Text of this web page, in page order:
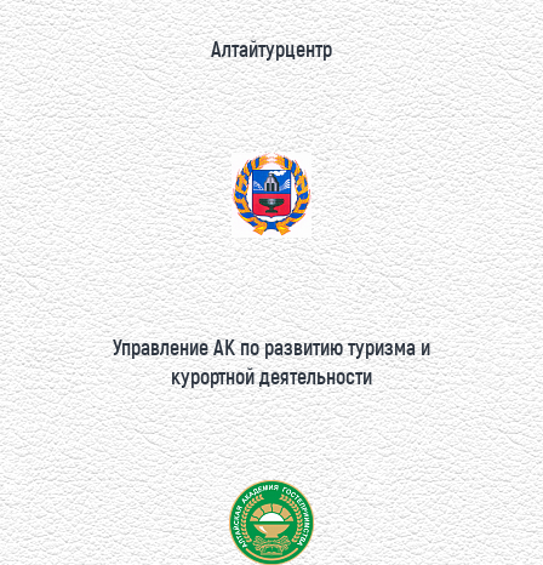
Алтайтурцентр
Управление АК по развитию туризма и
курортной деятельности